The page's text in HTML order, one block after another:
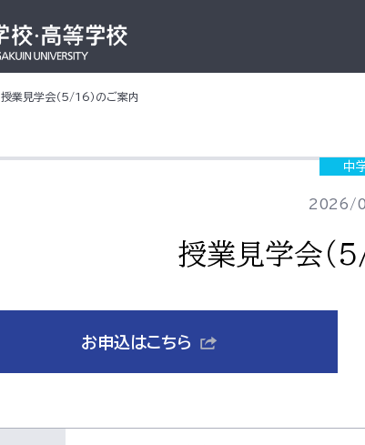
授業見学会（5/16）のご案内
中
2026/
授業見学会（
お申込はこちら